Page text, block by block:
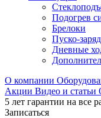
Подогрев
Брелоки
Пуско-
Дневные
О компании
Акции Видео и статьи
5 лет гарантии на все
Записаться